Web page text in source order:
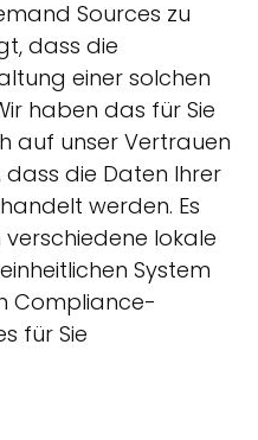
Sources zu
dass die
einer solchen
haben das für Sie
auf unser Vertrauen
dass die Daten Ihrer
werden. Es
lokale
System
Compliance-
für Sie